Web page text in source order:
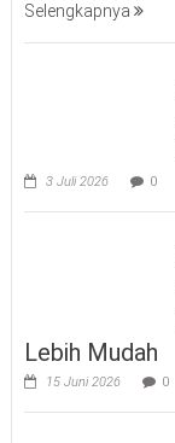
Selengkapnya
3 Juli 2026 0
Lebih Mudah
15 Juni 2026 0